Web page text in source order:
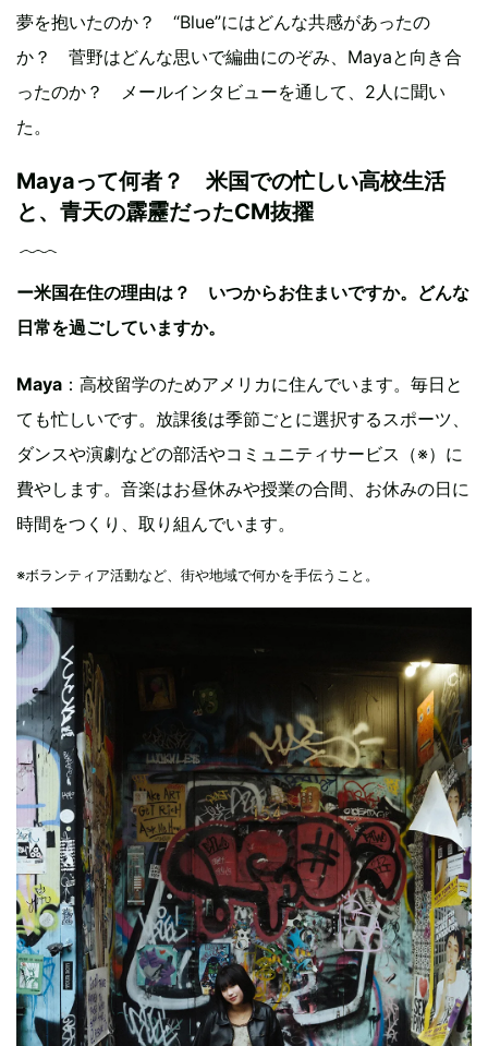
夢を抱いたのか？ “Blue”にはどんな共感があったの
か？ 菅野はどんな思いで編曲にのぞみ、Mayaと向き合
ったのか？ メールインタビューを通して、2人に聞い
た。
Mayaって何者？ 米国での忙しい高校生活
と、青天の霹靂だったCM抜擢
ー米国在住の理由は？ いつからお住まいですか。どんな
日常を過ごしていますか。
Maya ：高校留学のためアメリカに住んでいます。毎日と
ても忙しいです。放課後は季節ごとに選択するスポーツ、
ダンスや演劇などの部活やコミュニティサービス（※）に
費やします。音楽はお昼休みや授業の合間、お休みの日に
時間をつくり、取り組んでいます。
※ボランティア活動など、街や地域で何かを手伝うこと。